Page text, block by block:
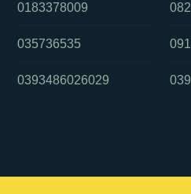
0183378009
035736535
0393486026029